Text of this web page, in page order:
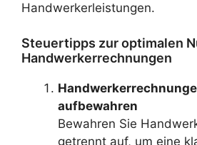
Handwerkerleistungen.
Steuertipps zur optimalen
Handwerkerrechnungen
aufbewahren
Bewahren Sie
getrennt auf, um eine